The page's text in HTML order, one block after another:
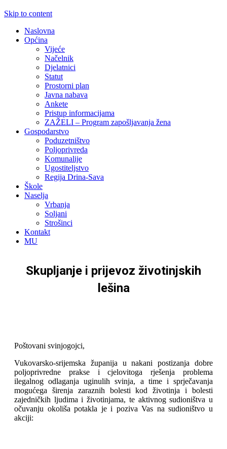
Skip to content
Naslovna
Općina
Vijeće
Načelnik
Djelatnici
Statut
Prostorni plan
Javna nabava
Ankete
Pristup informacijama
ZAŽELI – Program zapošljavanja žena
Gospodarstvo
Poduzetništvo
Poljoprivreda
Komunalije
Ugostiteljstvo
Regija Drina-Sava
Škole
Naselja
Vrbanja
Soljani
Strošinci
Kontakt
MU
Skupljanje i prijevoz životinjskih
lešina
Poštovani svinjogojci,
Vukovarsko-srijemska županija u nakani postizanja dobre
poljoprivredne prakse i cjelovitoga rješenja problema
ilegalnog odlaganja uginulih svinja, a time i sprječavanja
mogućega širenja zaraznih bolesti kod životinja i bolesti
zajedničkih ljudima i životinjama, te aktivnog sudioništva u
očuvanju okoliša potakla je i poziva Vas na sudioništvo u
akciji: